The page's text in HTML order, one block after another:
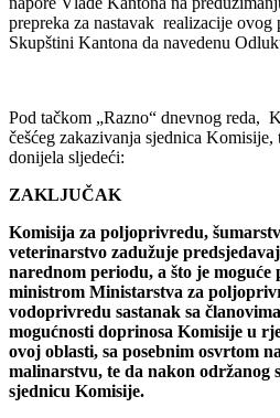
prepreka za nastavak realizacije ovog
Skupštini Kantona da navedenu
Pod tačkom „Razno“ dnevnog reda,
češćeg zakazivanja sjednica
donijela sljedeći:
ZAKLJUČAK
Komisija za poljoprivredu,
veterinarstvo zadužuje
narednom periodu, a što je moguće
ministrom Ministarstva za
vodoprivredu sastanak sa
mogućnosti doprinosa Komisije u
ovoj oblasti, sa posebnim osvrtom
malinarstvu, te da nakon održanog
sjednicu Komisije.